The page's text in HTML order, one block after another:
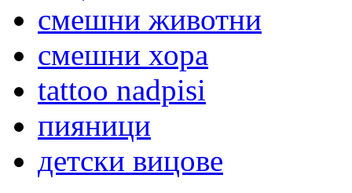
смешни животни
смешни хора
tattoo nadpisi
пияници
детски вицове